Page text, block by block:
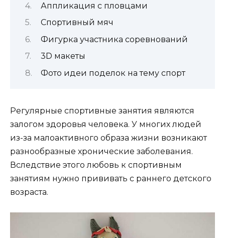
Аппликация с пловцами
Спортивный мяч
Фигурка участника соревнований
3D макеты
Фото идеи поделок на тему спорт
Регулярные спортивные занятия являются
залогом здоровья человека. У многих людей
из-за малоактивного образа жизни возникают
разнообразные хронические заболевания.
Вследствие этого любовь к спортивным
занятиям нужно прививать с раннего детского
возраста.